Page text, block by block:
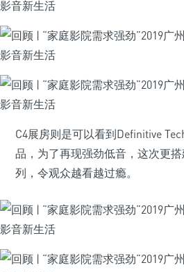
C4展房则是可以看到Definitive
品，为了再现强劲低音，这次更搭
列，令观众越看越过瘾。